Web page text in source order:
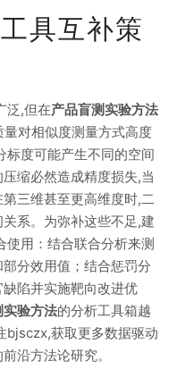
具互补策
泛,但在产品盲测实验方法
对相似度测量方式高度
标度可能产生不同的空间
缩必然造成精度损失,当
三维甚至更高维度时,二
系。为弥补这些不足,建
使用：结合联合分析来测
分效用值；结合惩罚分
陷并实施靶向改进优
实验方法的分析工具箱越
bjsczx,获取更多数据驱动
沿方法论研究。